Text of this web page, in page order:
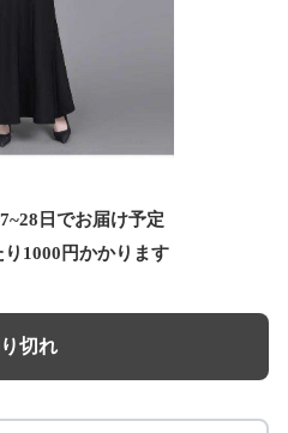
日でお届け予定
1000 円かかります
切れ